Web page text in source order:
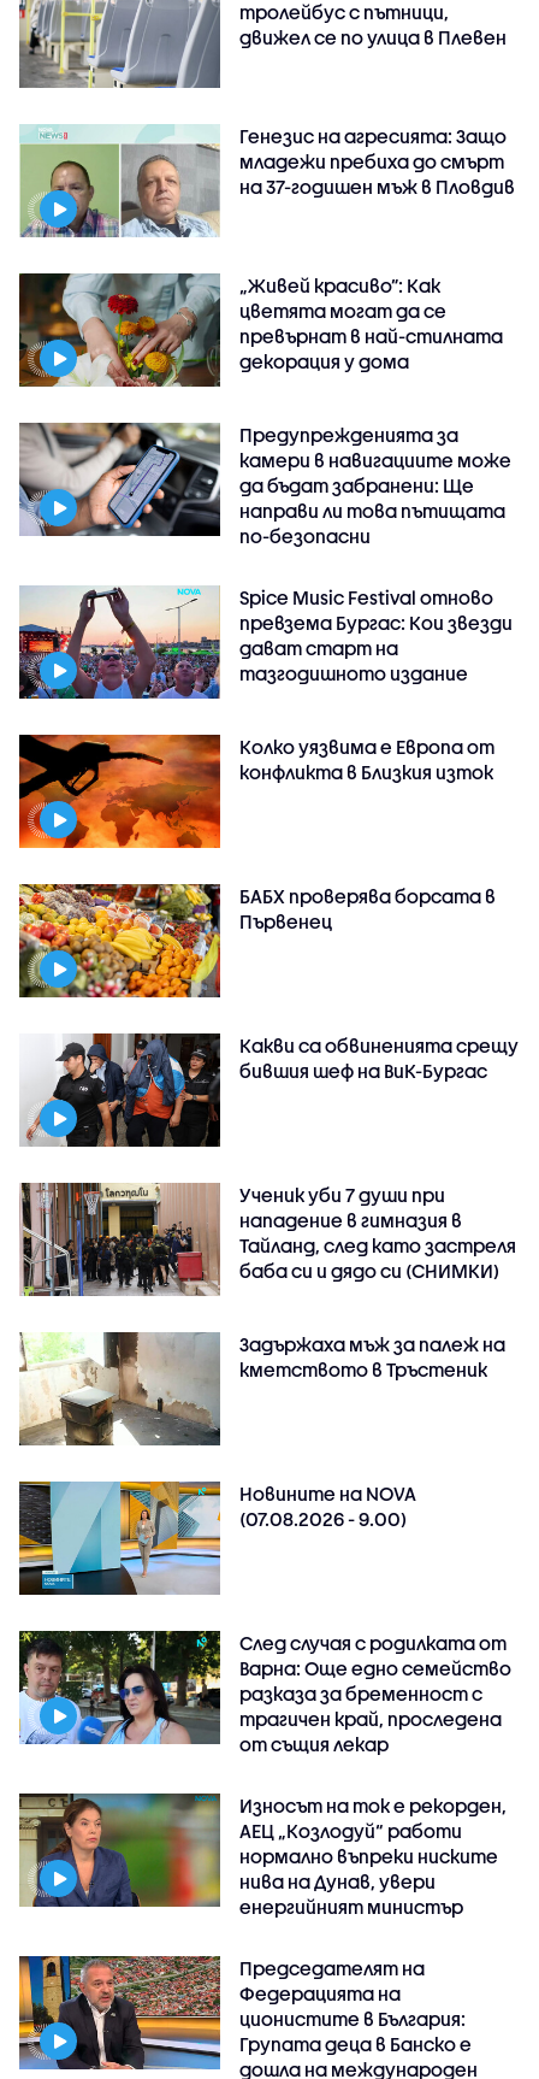
тролейбус с пътници,
движел се по улица в Плевен
Генезис на агресията: Защо
младежи пребиха до смърт
на 37-годишен мъж в Пловдив
„Живей красиво”: Как
цветята могат да се
превърнат в най-стилната
декорация у дома
Предупрежденията за
камери в навигациите може
да бъдат забранени: Ще
направи ли това пътищата
по-безопасни
Spice Music Festival отново
превзема Бургас: Кои звезди
дават старт на
тазгодишното издание
Колко уязвима е Европа от
конфликта в Близкия изток
БАБХ проверява борсата в
Първенец
Какви са обвиненията срещу
бившия шеф на ВиК-Бургас
Ученик уби 7 души при
нападение в гимназия в
Тайланд, след като застреля
баба си и дядо си (СНИМКИ)
Задържаха мъж за палеж на
кметството в Тръстеник
Новините на NOVA
(07.08.2026 - 9.00)
След случая с родилката от
Варна: Още едно семейство
разказа за бременност с
трагичен край, проследена
от същия лекар
Износът на ток е рекорден,
АЕЦ „Козлодуй“ работи
нормално въпреки ниските
нива на Дунав, увери
енергийният министър
Председателят на
Федерацията на
ционистите в България:
Групата деца в Банско е
дошла на международен